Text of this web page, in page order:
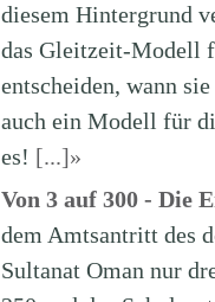
diesem Hintergrund
das Gleitzeit-Modell
entscheiden, wann
auch ein Modell für
es! [...]»
Von 3 auf 300 - Die
dem Amtsantritt des
Sultanat Oman nur